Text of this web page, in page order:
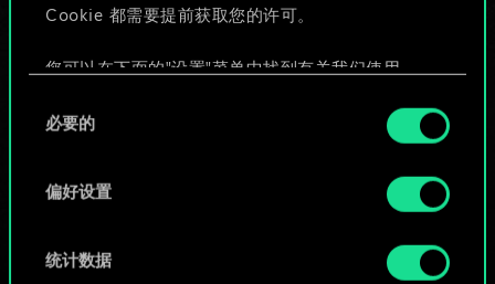
Cookie 都需要提前获取您的许可。
您可以在下面的"设置"菜单中找到有关我们使用
好。一旦您了解了其中的内容并准备好继续，请点
必要的
偏好设置
统计数据
编辑牌组